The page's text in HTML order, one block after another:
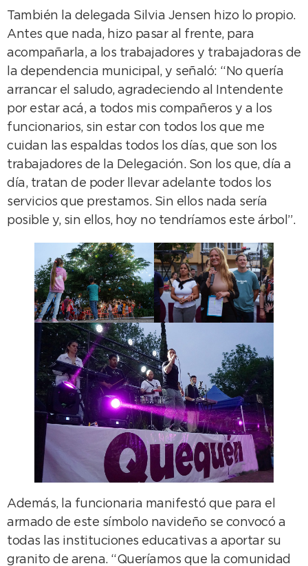
También la delegada Silvia Jensen hizo lo propio.
Antes que nada, hizo pasar al frente, para
acompañarla, a los trabajadores y trabajadoras de
la dependencia municipal, y señaló: “No quería
arrancar el saludo, agradeciendo al Intendente
por estar acá, a todos mis compañeros y a los
funcionarios, sin estar con todos los que me
cuidan las espaldas todos los días, que son los
trabajadores de la Delegación. Son los que, día a
día, tratan de poder llevar adelante todos los
servicios que prestamos. Sin ellos nada sería
posible y, sin ellos, hoy no tendríamos este árbol”.
Además, la funcionaria manifestó que para el
armado de este símbolo navideño se convocó a
todas las instituciones educativas a aportar su
granito de arena. “Queríamos que la comunidad